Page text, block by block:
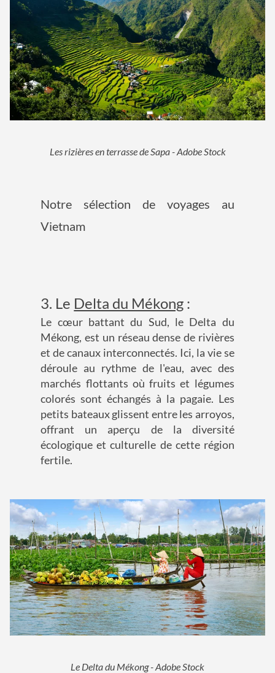
Les rizières en terrasse de Sapa - Adobe Stock
Notre sélection de voyages au
Vietnam
3. Le Delta du Mékong :
Le cœur battant du Sud, le Delta du
Mékong, est un réseau dense de rivières
et de canaux interconnectés. Ici, la vie se
déroule au rythme de l'eau, avec des
marchés flottants où fruits et légumes
colorés sont échangés à la pagaie. Les
petits bateaux glissent entre les arroyos,
offrant un aperçu de la diversité
écologique et culturelle de cette région
fertile.
Le Delta du Mékong - Adobe Stock